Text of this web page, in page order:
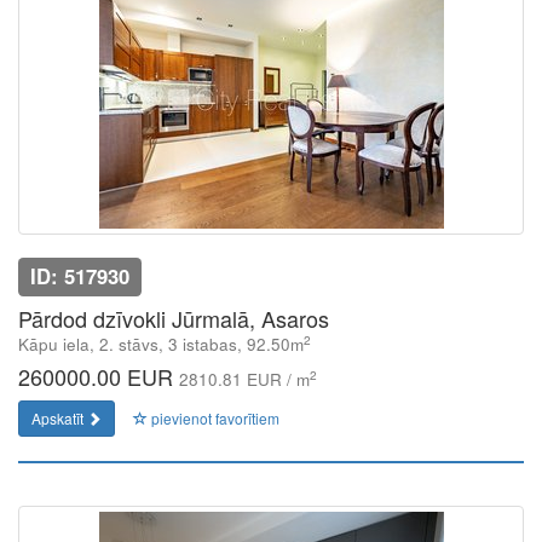
ID: 517930
Pārdod dzīvokli Jūrmalā, Asaros
Kāpu iela, 2. stāvs, 3 istabas, 92.50m2
260000.00 EUR 2810.81 EUR / m2
Apskatīt pievienot favorītiem